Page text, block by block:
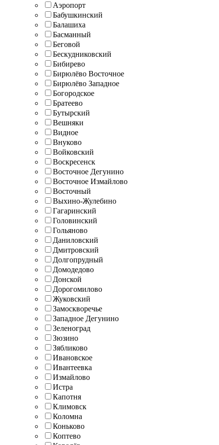
Аэропорт
Бабушкинский
Балашиха
Басманный
Беговой
Бескудниковский
Бибирево
Бирюлёво Восточное
Бирюлёво Западное
Богородское
Братеево
Бутырский
Вешняки
Видное
Внуково
Войковский
Воскресенск
Восточное Дегунино
Восточное Измайлово
Восточный
Выхино-Жулебино
Гагаринский
Головинский
Гольяново
Даниловский
Дмитровский
Долгопрудный
Домодедово
Донской
Дорогомилово
Жуковский
Замоскворечье
Западное Дегунино
Зеленоград
Зюзино
Зябликово
Ивановское
Ивантеевка
Измайлово
Истра
Капотня
Климовск
Коломна
Коньково
Коптево